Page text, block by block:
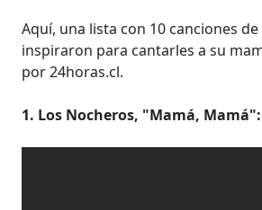
Aquí, una lista con 10 canciones
inspiraron para cantarles a su
por 24horas.cl.
1. Los Nocheros, "Mamá, Mamá":